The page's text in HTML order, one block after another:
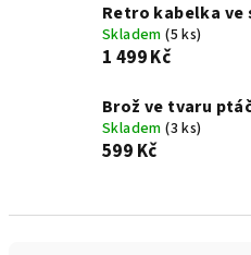
Retro kabelka ve
Skladem(5 ks)
1 499 Kč
Brož ve tvaru
Skladem(3 ks)
599 Kč